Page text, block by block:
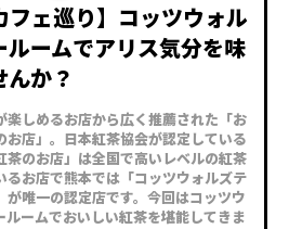
フェ巡り】コッツウォル
ルームでアリス気分を味
か？
楽しめるお店から広く推薦された「お
お店」。日本紅茶協会が認定している
茶のお店」は全国で高いレベルの紅茶
るお店で熊本では「コッツウォルズテ
が唯一の認定店です。今回はコッツウ
ルームでおいしい紅茶を堪能してきま